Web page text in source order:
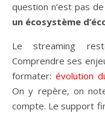
question n’est pas
un écosystème
Le streaming
Comprendre ses
formater: évolution
On y repère, on
compte. Le support